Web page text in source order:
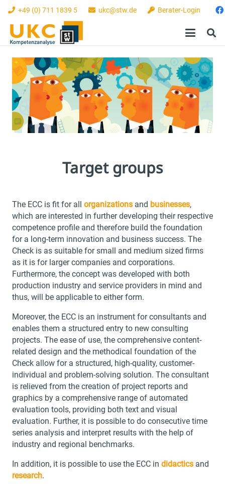
+49 (0) 711 1839 5 ukc@stw.de Berater-Login
Target groups
The ECC is fit for all organizations and businesses,
which are interested in further developing their respective
competence profile and therefore build the foundation
for a long-term innovation and business success. The
Check is as suitable for small and medium sized firms
as it is for larger companies and corporations.
Furthermore, the concept was developed with both
production industry and service providers in mind and
thus, will be applicable to either form.
Moreover, the ECC is an instrument for consultants and
enables them a structured entry to new consulting
projects. The ease of use, the comprehensive content-
related design and the methodical foundation of the
Check allow for a structured, high-quality, customer-
individual and problem-solving solution. The consultant
is relieved from the creation of project reports and
graphics by a comprehensive range of automated
evaluation tools, providing both text and visual
evaluation. Further, it is possible to do consecutive time
series analysis and interpret results with the help of
industry and regional benchmarks.
In addition, it is possible to use the ECC in didactics and
research.